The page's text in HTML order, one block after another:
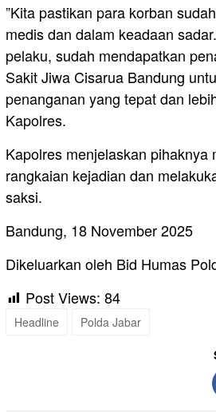
‎”Kita pastikan para korban
medis dan dalam keadaan
pelaku, sudah mendapatkan
Sakit Jiwa Cisarua Bandung
penanganan yang tepat dan
Kapolres.
Kapolres menjelaskan pihaknya
rangkaian kejadian dan
saksi.
Bandung, 18 November 2025
Dikeluarkan oleh Bid Humas
Post Views: 84
Headline Polda Jabar